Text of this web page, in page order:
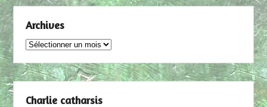
Archives
Archives
Charlie catharsis